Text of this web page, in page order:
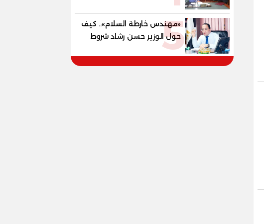
الإعدادية العامة بنسبة
منازل.. و70.56% للمهنية ..
و100% للصُم وضعاف السمع
والنور للمكفوفين
5
«مهندس خارطة السلام».. كيف
حول الوزير حسن رشاد شروط
الحرب المعقدة إلى "خارطة